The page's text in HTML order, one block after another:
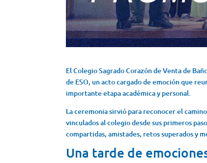
El Colegio Sagrado Corazón de Venta de
de ESO, un acto cargado de emoción que
importante etapa académica y personal.
La ceremonia sirvió para reconocer el
vinculados al colegio desde sus primeros
compartidas, amistades, retos superados y
Una tarde de